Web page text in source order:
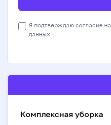
Я подтверждаю согласие на
данных
Комплексная уборка